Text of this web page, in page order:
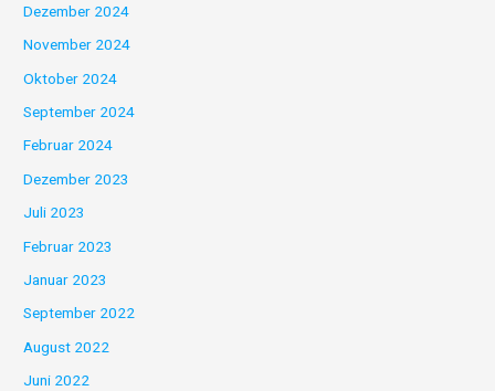
Dezember 2024
November 2024
Oktober 2024
September 2024
Februar 2024
Dezember 2023
Juli 2023
Februar 2023
Januar 2023
September 2022
August 2022
Juni 2022